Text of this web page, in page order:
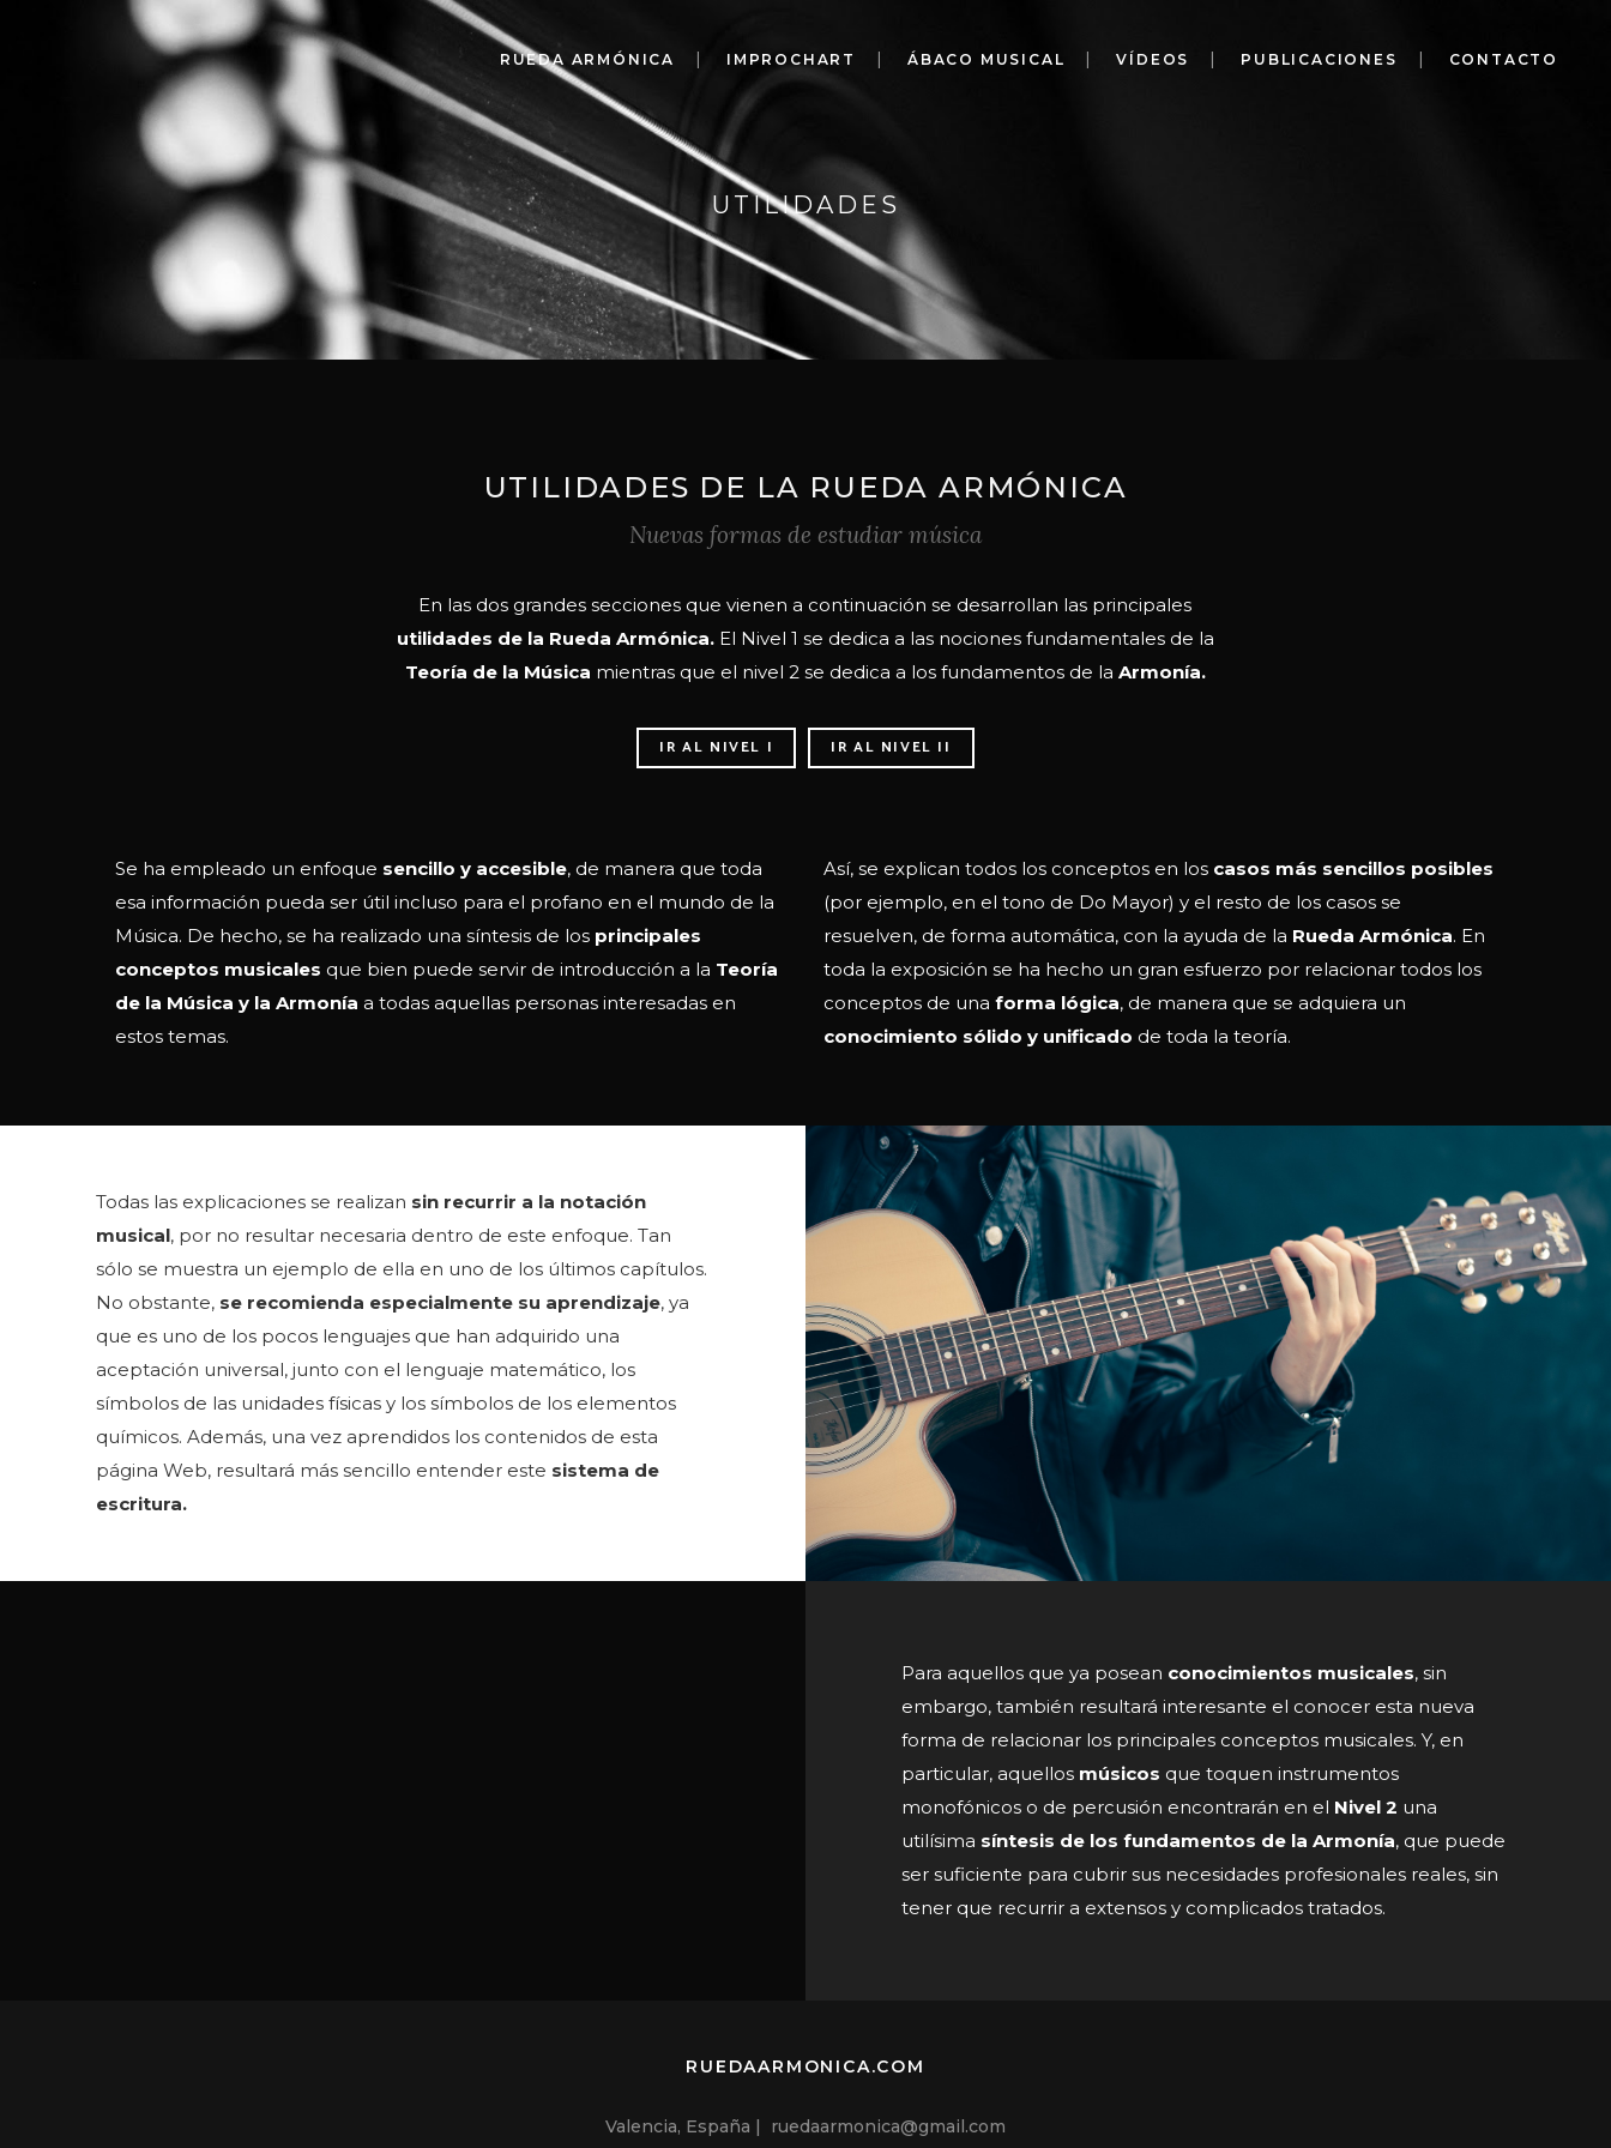
RUEDA ARMÓNICA IMPROCHART ÁBACO MUSICAL VÍDEOS PUBLICACIONES CONTACTO
UTILIDADES
UTILIDADES DE LA RUEDA ARMÓNICA
Nuevas formas de estudiar música
En las dos grandes secciones que vienen a continuación se desarrollan las principales
utilidades de la Rueda Armónica.El Nivel 1 se dedica a las nociones fundamentales de la
Teoría de la Música mientras que el nivel 2 se dedica a los fundamentos de la Armonía.
IR AL NIVEL I IR AL NIVEL II
Se ha empleado un enfoque sencillo y accesible, de manera que toda
esa información pueda ser útil incluso para el profano en el mundo de la
Música. De hecho, se ha realizado una síntesis de los principales
conceptos musicales que bien puede servir de introducción a la Teoría
de la Música y la Armonía a todas aquellas personas interesadas en
estos temas.
Así, se explican todos los conceptos en los casos más sencillos posibles
(por ejemplo, en el tono de Do Mayor) y el resto de los casos se
resuelven, de forma automática, con la ayuda de la Rueda Armónica. En
toda la exposición se ha hecho un gran esfuerzo por relacionar todos los
conceptos de una forma lógica, de manera que se adquiera un
conocimiento sólido y unificado de toda la teoría.
Todas las explicaciones se realizan sin recurrir a la notación
musical, por no resultar necesaria dentro de este enfoque. Tan
sólo se muestra un ejemplo de ella en uno de los últimos capítulos.
No obstante, se recomienda especialmente su aprendizaje, ya
que es uno de los pocos lenguajes que han adquirido una
aceptación universal, junto con el lenguaje matemático, los
símbolos de las unidades físicas y los símbolos de los elementos
químicos. Además, una vez aprendidos los contenidos de esta
página Web, resultará más sencillo entender este sistema de
escritura.
Para aquellos que ya posean conocimientos musicales, sin
embargo, también resultará interesante el conocer esta nueva
forma de relacionar los principales conceptos musicales. Y, en
particular, aquellos músicos que toquen instrumentos
monofónicos o de percusión encontrarán en el Nivel 2 una
utilísima síntesis de los fundamentos de la Armonía, que puede
ser suficiente para cubrir sus necesidades profesionales reales, sin
tener que recurrir a extensos y complicados tratados.
RUEDAARMONICA.COM
Valencia, España | ruedaarmonica@gmail.com